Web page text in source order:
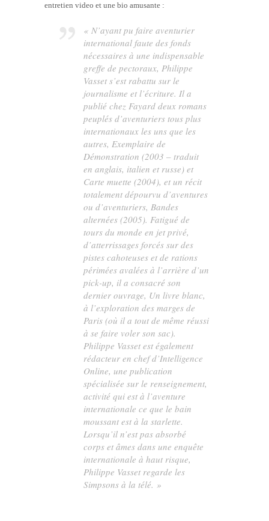
entretien video et une bio amusante :
« N’ayant pu faire aventurier
international faute des fonds
nécessaires à une indispensable
greffe de pectoraux, Philippe
Vasset s’est rabattu sur le
journalisme et l’écriture. Il a
publié chez Fayard deux romans
peuplés d’aventuriers tous plus
internationaux les uns que les
autres,Exemplaire de
Démonstration (2003 – traduit
en anglais, italien et russe) et
Carte muette (2004), et un récit
totalement dépourvu d’aventures
ou d’aventuriers,Bandes
alternées (2005). Fatigué de
tours du monde en jet privé,
d’atterrissages forcés sur des
pistes cahoteuses et de rations
périmées avalées à l’arrière d’un
pick-up, il a consacré son
dernier ouvrage, Un livre blanc,
à l’exploration des marges de
Paris (où il a tout de même réussi
à se faire voler son sac).
Philippe Vasset est également
rédacteur en chef d’Intelligence
Online, une publication
spécialisée sur le renseignement,
activité qui est à l’aventure
internationale ce que le bain
moussant est à la starlette.
Lorsqu’il n’est pas absorbé
corps et âmes dans une enquête
internationale à haut risque,
Philippe Vasset regarde les
Simpsons à la télé. »